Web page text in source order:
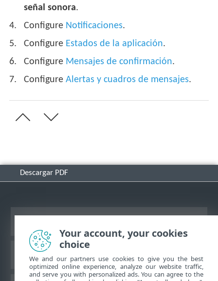
señal sonora.
Configure Notificaciones.
Configure Estados de la aplicación.
Configure Mensajes de confirmación.
ConfigureAlertas y cuadros de mensajes.
Descargar PDF
Base de conocimiento de ESET
Your account, your cookies
choice
We and our partners use cookies to give you the best
optimized online experience, analyze our website traffic,
and serve you with personalized ads. You can agree to the